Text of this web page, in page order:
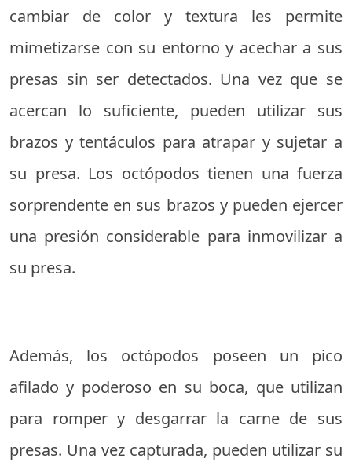
cambiar de color y textura les permite
mimetizarse con su entorno y acechar a sus
presas sin ser detectados. Una vez que se
acercan lo suficiente, pueden utilizar sus
brazos y tentáculos para atrapar y sujetar a
su presa. Los octópodos tienen una fuerza
sorprendente en sus brazos y pueden ejercer
una presión considerable para inmovilizar a
su presa.
Además, los octópodos poseen un pico
afilado y poderoso en su boca, que utilizan
para romper y desgarrar la carne de sus
presas. Una vez capturada, pueden utilizar su